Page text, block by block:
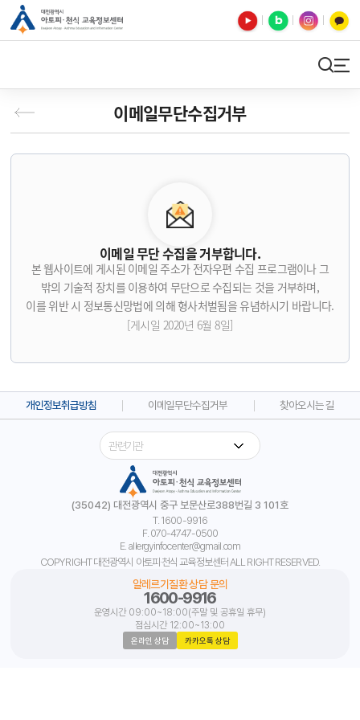
이메일무단수집거부
이메일 무단 수집을 거부합니다.
본 웹사이트에 게시된 이메일 주소가 전자우편 수집 프로그램이나 그
밖의 기술적 장치를 이용하여 무단으로 수집되는 것을 거부하며,
이를 위반 시 정보통신망법에 의해 형사처벌됨을 유념하시기 바랍니다.
[게시일 2020년 6월 8일]
개인정보취급방침 이메일무단수집거부 찾아오시는 길
(35042) 대전광역시 중구 보문산로388번길 3 101호
T. 1600-9916
F. 070-4747-0500
E. allergyinfocenter@gmail.com
COPYRIGHT 대전광역시 아토피·천식 교육정보센터 ALL RIGHT RESERVED.
알레르기질환 상담 문의
1600-9916
운영시간 09:00~18:00(주말 및 공휴일 휴무)
점심시간 12:00~13:00
온라인 상담 카카오톡 상담